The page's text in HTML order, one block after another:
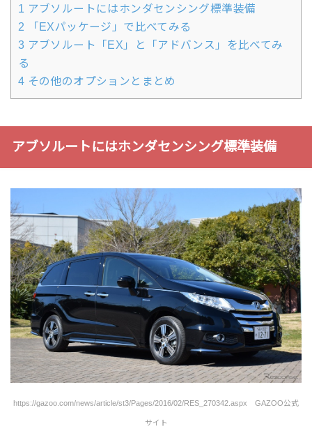
1 アブソルートにはホンダセンシング標準装備
2 「EXパッケージ」で比べてみる
3 アブソルート「EX」と「アドバンス」を比べてみ
る
4 その他のオプションとまとめ
アブソルートにはホンダセンシング標準装備
https://gazoo.com/news/article/st3/Pages/2016/02/RES_270342.aspx GAZOO公式
サイト